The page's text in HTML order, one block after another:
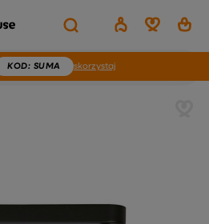
KOD: SUMA skorzystaj